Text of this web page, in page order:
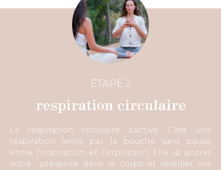
ÉTAPE 2
respiration circulaire
La respiration circulaire s’active. C’est une
respiration lente par la bouche sans pause
entre l’inspiration et l’expiration. Elle va ancrer
votre présence dans le corps et réveiller vos